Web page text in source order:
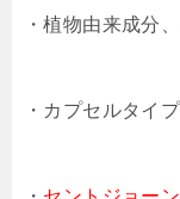
・植物由来成分
・カプセルタイ